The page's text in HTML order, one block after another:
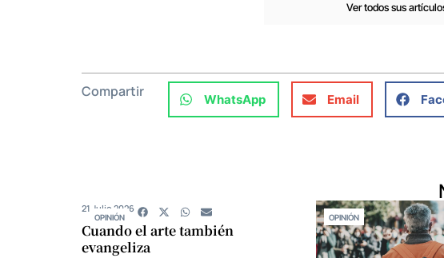
Ver todos sus
Compartir WhatsApp Email
OPINIÓN
Cuando el arte también
evangeliza
21 Julio 2026
OPINIÓN